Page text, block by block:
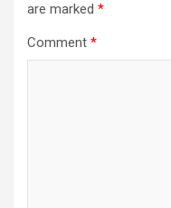
are marked *
Comment *